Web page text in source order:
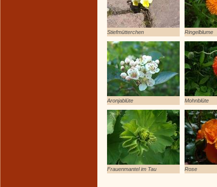
Stiefmütterchen Ringelblume
Aronjablüte Mohnblüte
Frauenmantel im Tau Rose